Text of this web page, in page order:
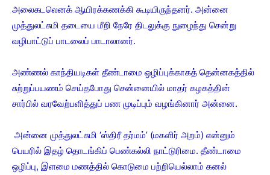
அலைகடலெனக் ஆயிரக்கணக்கி கூடியிருந்தனர். அன்னை
முத்துலட்சுமி தடையை மீறி நேரே திடலுக்கு நுழைந்து சென்று
வழிபாட்டுப் பாடலைப் பாடாலானர்.
அண்ணல் காந்தியடிகள் தீண்டாமை ஒழிப்புக்காகத் தென்னகத்தில்
சுற்றுப்பயணம் செய்தபோது சென்னையில் மாதர் கழகத்தின்
சார்பில் வரவேற்பளித்துப் பண முடிப்பும் வழங்கினார் அன்னை.
அன்னை முத்துலட்சுமி ‘ஸ்திரீ தர்மம்’ (மகளிர் அறம்) என்னும்
பெயரில் இதழ் தொடங்கிப் பெண்கல்லி நாட்டுரிமை. தீண்டாமை
ஒழிப்பு, இளமை மணத்தில் கொடுமை பற்றியெல்லாம் கனல்